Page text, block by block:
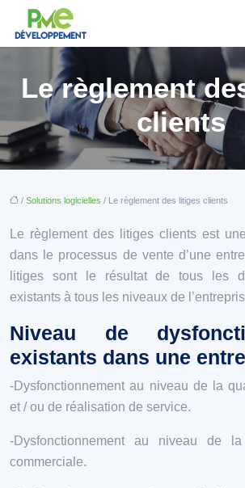
Le règlement
clients
/ Solutions logicielles / Le règlement des litiges clients
Le règlement des litiges clients est
dans le processus de vente d’une
litiges sont le résultat de tous les
existants à tous les niveaux de
Niveau de
existants dans une
-Dysfonctionnement au niveau de la
et / ou de réalisation de service.
-Dysfonctionnement au niveau de la
commerciale.